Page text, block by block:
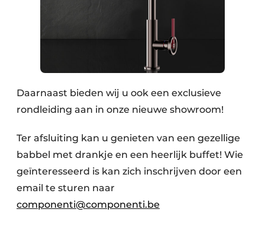
Daarnaast bieden wij u ook een exclusieve
rondleiding aan in onze nieuwe showroom!
Ter afsluiting kan u genieten van een gezellige
babbel met drankje en een heerlijk buffet! Wie
geïnteresseerd is kan zich inschrijven door een
email te sturen naar
componenti@componenti.be